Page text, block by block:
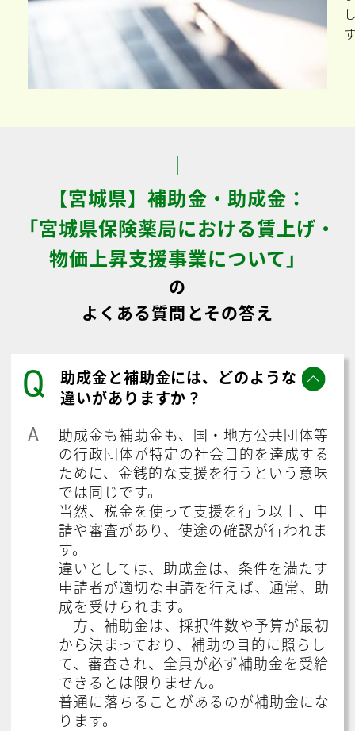
【宮城県】補助金・助成金：
「宮城県保険薬局における賃上げ・
物価上昇支援事業について」
の
よくある質問とその答え
Q
助成金と補助金には、どのような
違いがありますか？
A
助成金も補助金も、国・地方公共団体等
の行政団体が特定の社会目的を達成する
ために、金銭的な支援を行うという意味
では同じです。
当然、税金を使って支援を行う以上、申
請や審査があり、使途の確認が行われま
す。
違いとしては、助成金は、条件を満たす
申請者が適切な申請を行えば、通常、助
成を受けられます。
一方、補助金は、採択件数や予算が最初
から決まっており、補助の目的に照らし
て、審査され、全員が必ず補助金を受給
できるとは限りません。
普通に落ちることがあるのが補助金にな
ります。